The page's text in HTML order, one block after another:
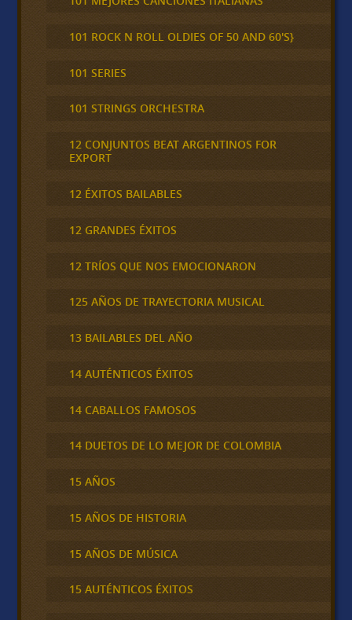
101 ROCK N ROLL OLDIES OF 50 AND 60'S}
101 SERIES
101 STRINGS ORCHESTRA
12 CONJUNTOS BEAT ARGENTINOS FOR
EXPORT
12 ÉXITOS BAILABLES
12 GRANDES ÉXITOS
12 TRÍOS QUE NOS EMOCIONARON
125 AÑOS DE TRAYECTORIA MUSICAL
13 BAILABLES DEL AÑO
14 AUTÉNTICOS ÉXITOS
14 CABALLOS FAMOSOS
14 DUETOS DE LO MEJOR DE COLOMBIA
15 AÑOS
15 AÑOS DE HISTORIA
15 AÑOS DE MÚSICA
15 AUTÉNTICOS ÉXITOS